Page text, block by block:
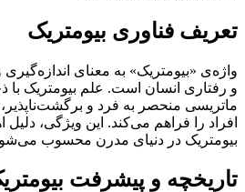
تعریف فناوری بیومتریک
واژه‌ی «بیومتریک» به معنای
و رفتاری انسان است. علم بیومتریک با
ماتریسی منحصر به فرد و
افراد را فراهم می‌کند. این ویژگی،
بیومتریک در دنیای مدرن محسوب
تاریخچه و پیشرفت